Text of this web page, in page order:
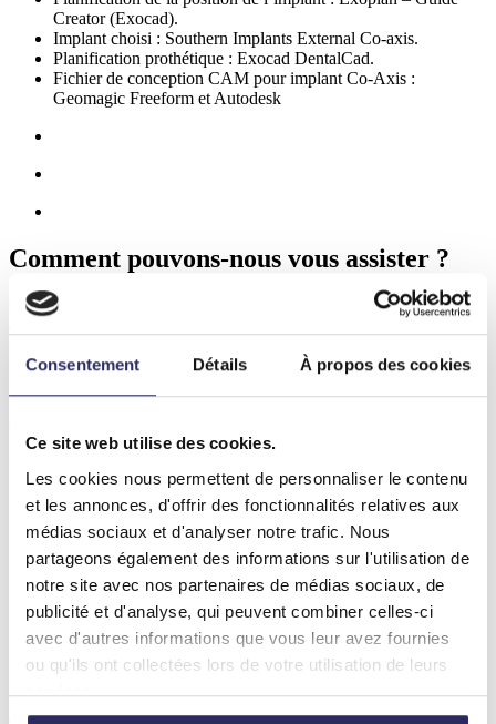
Consentement Détails À propos des cookies
Ce site web utilise des cookies.
Les cookies nous permettent de personnaliser le contenu
et les annonces, d'offrir des fonctionnalités relatives aux
médias sociaux et d'analyser notre trafic. Nous
partageons également des informations sur l'utilisation de
notre site avec nos partenaires de médias sociaux, de
publicité et d'analyse, qui peuvent combiner celles-ci
avec d'autres informations que vous leur avez fournies
ou qu'ils ont collectées lors de votre utilisation de leurs
services.
Creator (Exocad).
Implant choisi : Southern Implants External Co-axis.
Planification prothétique : Exocad DentalCad.
Fichier de conception CAM pour implant Co-Axis :
Geomagic Freeform et Autodesk
Comment pouvons-nous vous assister ?
Chez Intellident, nous sommes prêts à compléter votre flux de travail
l’implant qui l’accompagne.
Une question, un conseil, pour vous ou votre patient ? Rendez-vous
Conception
Matériel et logiciels
Assistance
À propos de nous
Actualités
Contact
MyIntellident
Contactez-nous
+32 (0)11 151 150 info@intellident.be Eikenenweg 71